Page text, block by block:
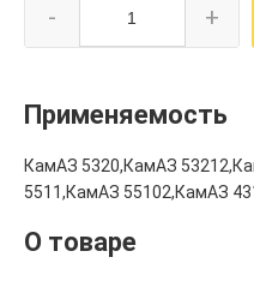
- +
Применяемость
КамАЗ 5320,КамАЗ
5511,КамАЗ 55102,КамАЗ
О товаре